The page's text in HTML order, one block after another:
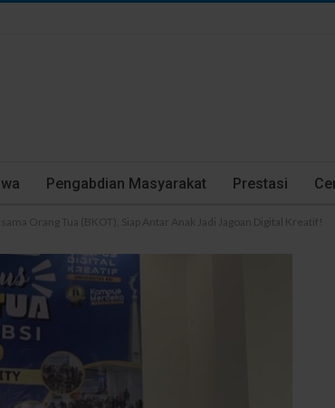
Pengabdian Masyarakat Prestasi
Orang Tua (BKOT), Siap Antar Anak Jadi Jagoan Digital Kreatif!